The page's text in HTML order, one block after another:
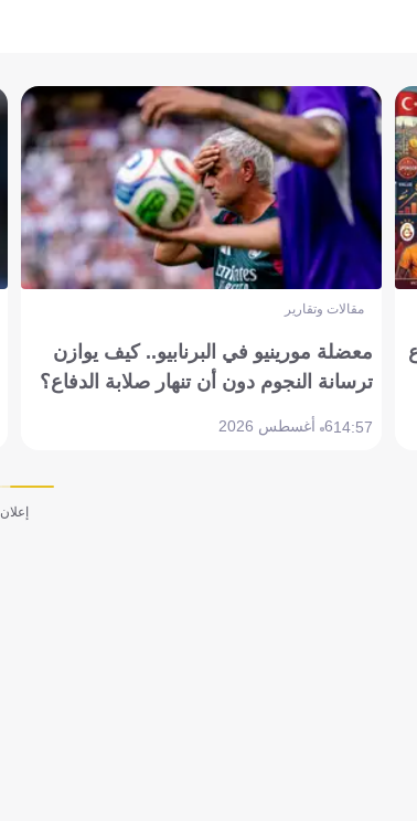
مقالات وتقارير
معضلة مورينيو في البرنابيو.. كيف يوازن
ترسانة النجوم دون أن تنهار صلابة الدفاع؟
14:576 أغسطس 2026
إعلان